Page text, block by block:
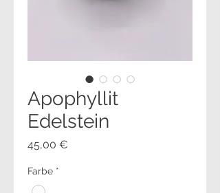
Apophyllit
Edelstein
45,00 €
Farbe *